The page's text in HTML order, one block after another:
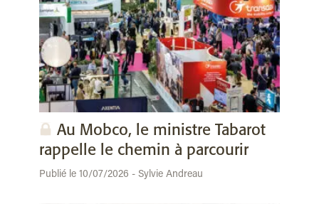
Au Mobco, le ministre Tabarot
rappelle le chemin à parcourir
Publié le 10/07/2026 - Sylvie Andreau